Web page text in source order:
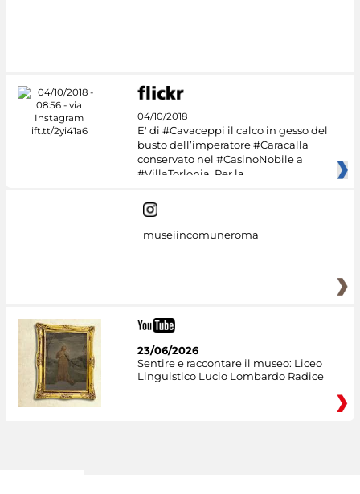
04/10/2018
E' di #Cavaceppi il calco in gesso del
busto dell’imperatore #Caracalla
conservato nel #CasinoNobile a
#VillaTorlonia. Per la
museiincomuneroma
23/06/2026
Sentire e raccontare il museo: Liceo
Linguistico Lucio Lombardo Radice